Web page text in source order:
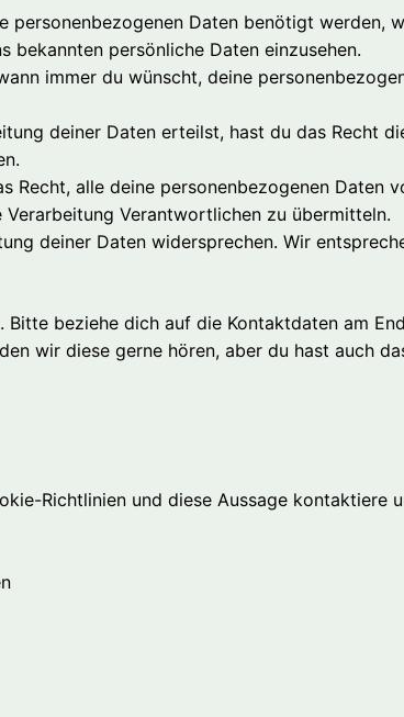
personenbezogenen Daten benötigt
bekannten persönliche Daten einzusehen.
immer du wünscht, deine
deiner Daten erteilst, hast du das Recht
Recht, alle deine personenbezogenen
Verantwortlichen zu übermitteln.
deiner Daten widersprechen. Wir
beziehe dich auf die Kontaktdaten am
wir diese gerne hören, aber du hast auch
Richtlinien und diese Aussage